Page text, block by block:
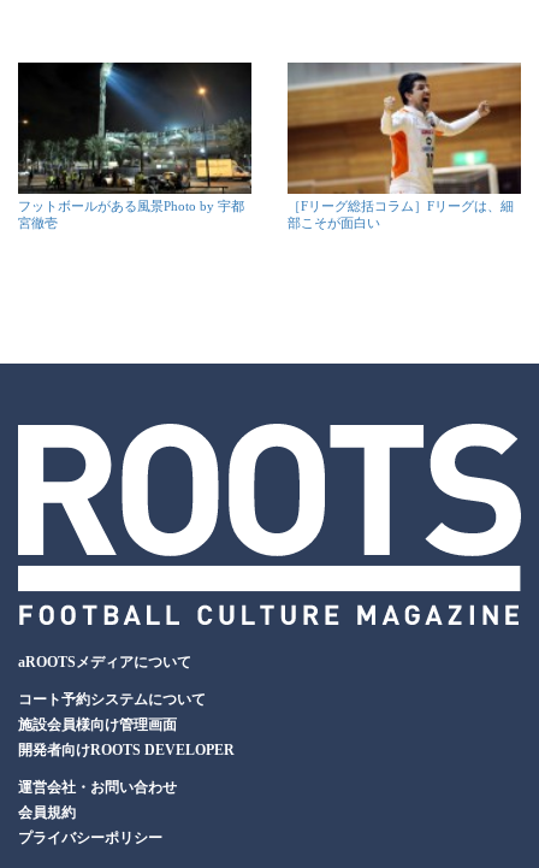
フットボールがある風景Photo by 宇都
宮徹壱
［Fリーグ総括コラム］Fリーグは、細
部こそが面白い
aROOTSメディアについて
コート予約システムについて
施設会員様向け管理画面
開発者向けROOTS DEVELOPER
運営会社・お問い合わせ
会員規約
プライバシーポリシー